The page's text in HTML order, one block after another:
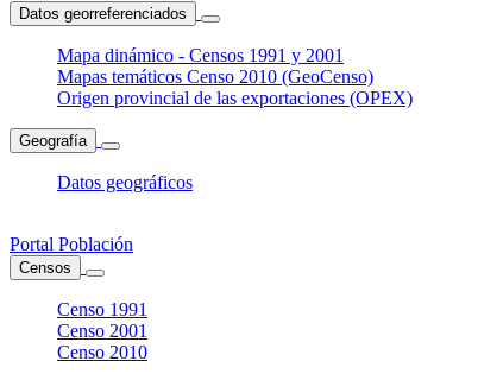
Datos georreferenciados
Mapa dinámico - Censos 1991 y 2001
Mapas temáticos Censo 2010 (GeoCenso)
Origen provincial de las exportaciones (OPEX)
Geografía
Datos geográficos
Portal Población
Censos
Censo 1991
Censo 2001
Censo 2010